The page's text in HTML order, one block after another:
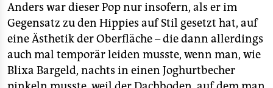
Anders war dieser Pop nur insofern, als er im
Gegensatz zu den Hippies auf Stil gesetzt hat, auf
eine Ästhetik der Oberfläche – die dann allerdings
auch mal temporär leiden musste, wenn man, wie
Blixa Bargeld, nachts in einen Joghurtbecher